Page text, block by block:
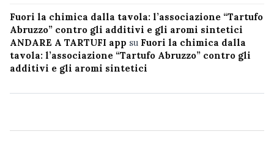
Fuori la chimica dalla tavola: l’associazione “Tartufo
Abruzzo” contro gli additivi e gli aromi sintetici
ANDARE A TARTUFI app su Fuori la chimica dalla
tavola: l’associazione “Tartufo Abruzzo” contro gli
additivi e gli aromi sintetici